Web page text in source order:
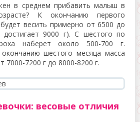
в среднем прибавить малыш в
К окончанию первого
весить примерно от 6500 до
достигает 9000 г). С шестого по
наберет около 500-700 г.
шестого месяца масса
7000-7200 г до 8000-8200 г.
весовые отличия